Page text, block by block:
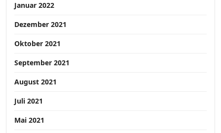
Januar 2022
Dezember 2021
Oktober 2021
September 2021
August 2021
Juli 2021
Mai 2021